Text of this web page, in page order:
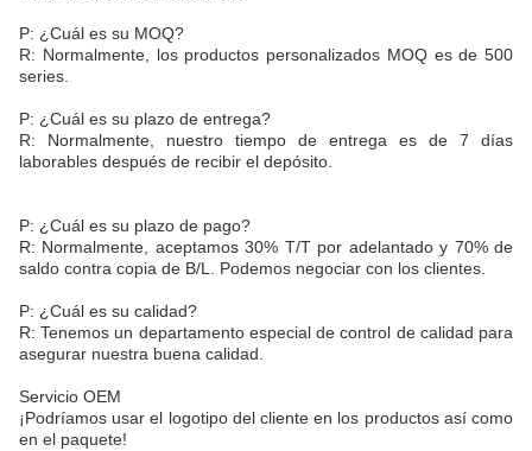
P: ¿Cuál es su MOQ?
R: Normalmente, los productos personalizados MOQ es de 500
series.
P: ¿Cuál es su plazo de entrega?
R: Normalmente, nuestro tiempo de entrega es de 7 días
laborables después de recibir el depósito.
P: ¿Cuál es su plazo de pago?
R: Normalmente, aceptamos 30% T/T por adelantado y 70% de
saldo contra copia de B/L. Podemos negociar con los clientes.
P: ¿Cuál es su calidad?
R: Tenemos un departamento especial de control de calidad para
asegurar nuestra buena calidad.
Servicio OEM
¡Podríamos usar el logotipo del cliente en los productos así como
en el paquete!